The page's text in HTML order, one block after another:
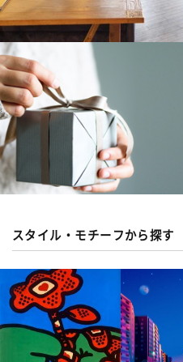
スタイル・モチーフから探す